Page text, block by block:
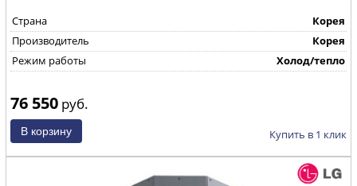
Страна
Корея
Производитель
Корея
Режим работы
Холод/тепло
76 550 руб.
Купить в 1 клик